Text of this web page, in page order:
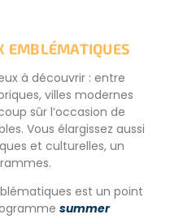
EMBLÉMATIQUES
à découvrir : entre
villes modernes
sûr l’occasion de
Vous élargissez aussi
et culturelles, un
est un point
summer